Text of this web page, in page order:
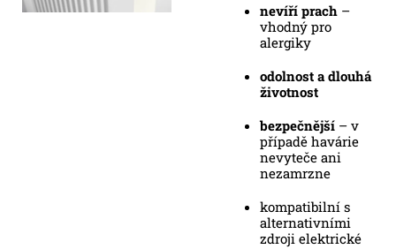
nevíří prach –
vhodný pro
alergiky
odolnost a dlouhá
životnost
bezpečnější – v
případě havárie
nevyteče ani
nezamrzne
kompatibilní s
alternativními
zdroji elektrické